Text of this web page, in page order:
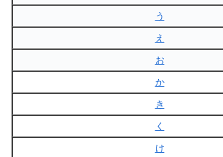
う
え
お
か
き
く
け